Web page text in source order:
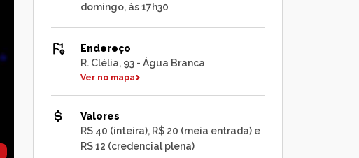
domingo, às 17h30
Endereço
R. Clélia, 93 - Água Branca
Ver no mapa
Valores
R$ 40 (inteira), R$ 20 (meia entrada) e
R$ 12 (credencial plena)